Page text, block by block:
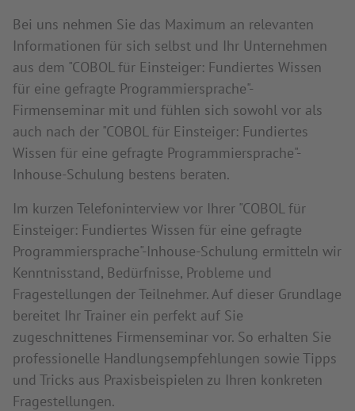
Bei uns nehmen Sie das Maximum an relevanten
Informationen für sich selbst und Ihr Unternehmen
aus dem "COBOL für Einsteiger: Fundiertes Wissen
für eine gefragte Programmiersprache"-
Firmenseminar mit und fühlen sich sowohl vor als
auch nach der "COBOL für Einsteiger: Fundiertes
Wissen für eine gefragte Programmiersprache"-
Inhouse-Schulung bestens beraten.
Im kurzen Telefoninterview vor Ihrer "COBOL für
Einsteiger: Fundiertes Wissen für eine gefragte
Programmiersprache"-Inhouse-Schulung ermitteln wir
Kenntnisstand, Bedürfnisse, Probleme und
Fragestellungen der Teilnehmer. Auf dieser Grundlage
bereitet Ihr Trainer ein perfekt auf Sie
zugeschnittenes Firmenseminar vor. So erhalten Sie
professionelle Handlungsempfehlungen sowie Tipps
und Tricks aus Praxisbeispielen zu Ihren konkreten
Fragestellungen.